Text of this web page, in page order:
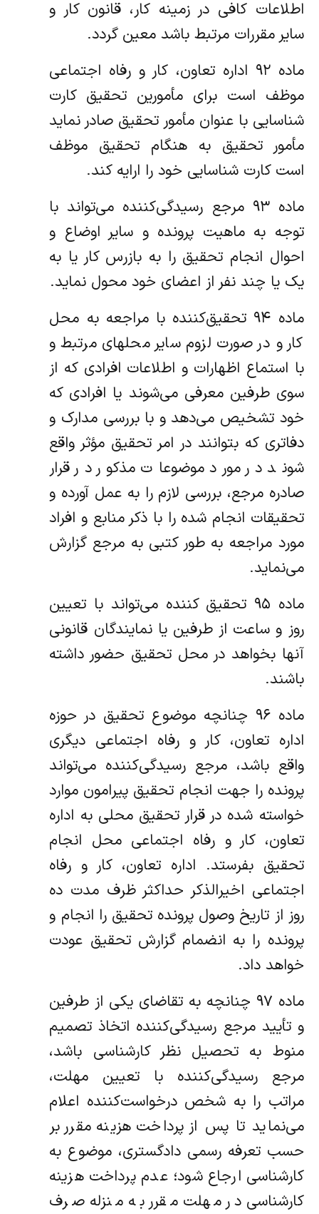
اطلاعات کافی در زمینه کار، قانون کار و
سایر مقررات مرتبط باشد معین گردد.
ماده ۹۲ اداره تعاون، کار و رفاه اجتماعی
موظف است برای مأمورین تحقیق کارت
شناسایی با عنوان مأمور تحقیق صادر نماید
مأمور تحقیق به هنگام تحقیق موظف
است کارت شناسایی خود را ارایه کند.
ماده ۹۳ مرجع رسیدگی‌کننده می‌تواند با
توجه به ماهیت پرونده و سایر اوضاع و
احوال انجام تحقیق را به بازرس کار یا به
یک یا چند نفر از اعضای خود محول نماید.
ماده ۹۴ تحقیق‌کننده با مراجعه به محل
کار و در صورت لزوم سایر محلهای مرتبط و
با استماع اظهارات و اطلاعات افرادی که از
سوی طرفین معرفی می‌شوند یا افرادی که
خود تشخیص می‌دهد و با بررسی مدارک و
دفاتری که بتوانند در امر تحقیق مؤثر واقع
شوند در مورد موضوعات مذکور در قرار
صادره مرجع، بررسی لازم را به عمل آورده و
تحقیقات انجام شده را با ذکر منابع و افراد
مورد مراجعه به طور کتبی به مرجع گزارش
می‌نماید.
ماده ۹۵ تحقیق کننده می‌تواند با تعیین
روز و ساعت از طرفین یا نمایندگان قانونی
آنها بخواهد در محل تحقیق حضور داشته
باشند.
ماده ۹۶ چنانچه موضوع تحقیق در حوزه
اداره تعاون، کار و رفاه اجتماعی دیگری
واقع باشد، مرجع رسیدگی‌کننده می‌تواند
پرونده را جهت انجام تحقیق پیرامون موارد
خواسته شده در قرار تحقیق محلی به اداره
تعاون، کار و رفاه اجتماعی محل انجام
تحقیق بفرستد. اداره تعاون، کار و رفاه
اجتماعی اخیرالذکر حداکثر ظرف مدت ده
روز از تاریخ وصول پرونده تحقیق را انجام و
پرونده را به انضمام گزارش تحقیق عودت
خواهد داد.
ماده ۹۷ چنانچه به تقاضای یکی از طرفین
و تأیید مرجع رسیدگی‌کننده اتخاذ تصمیم
منوط به تحصیل نظر کارشناسی باشد،
مرجع رسیدگی‌کننده با تعیین مهلت،
مراتب را به شخص درخواست‌کننده اعلام
می‌نماید تا پس از پرداخت هزینه مقرر بر
حسب تعرفه رسمی دادگستری، موضوع به
کارشناسی ارجاع شود؛ عدم پرداخت هزینه
کارشناسی در مهلت مقرر به منزله صرف